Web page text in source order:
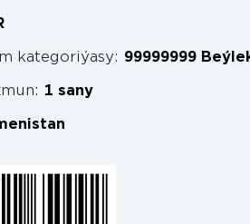
kategoriýasy: 99999999
1 sany